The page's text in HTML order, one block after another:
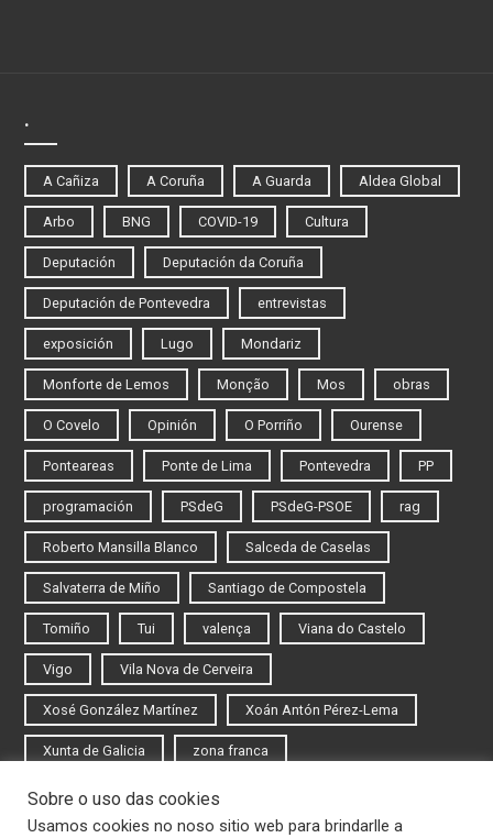
.
A Cañiza A Coruña A Guarda Aldea Global
Arbo BNG COVID-19 Cultura
Deputación Deputación da Coruña
Deputación de Pontevedra entrevistas
exposición Lugo Mondariz
Monforte de Lemos Monção Mos obras
O Covelo Opinión O Porriño Ourense
Ponteareas Ponte de Lima Pontevedra PP
programación PSdeG PSdeG-PSOE rag
Roberto Mansilla Blanco Salceda de Caselas
Salvaterra de Miño Santiago de Compostela
Tomiño Tui valença Viana do Castelo
Vigo Vila Nova de Cerveira
Xosé González Martínez Xoán Antón Pérez-Lema
Xunta de Galicia zona franca
Iniciar sesión
Sobre o uso das cookies
Usamos cookies no noso sitio web para brindarlle a